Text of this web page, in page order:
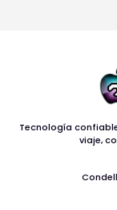
Tecnología
viaje,